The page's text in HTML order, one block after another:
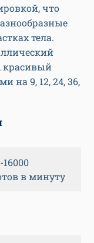
что
тела.
красивый
на 9, 12, 24, 36,
16000
в минуту